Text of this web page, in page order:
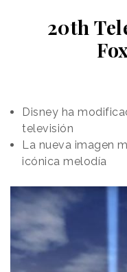
20th
Disney ha
televisión
La nueva imagen
icónica melodía